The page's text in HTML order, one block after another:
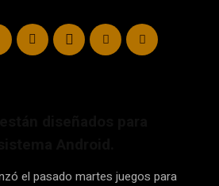
el pasado martes juegos para